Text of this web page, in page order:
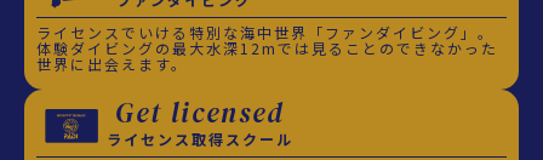
ライセンスでいける特別な海中世界「ファンダイビング」。
体験ダイビングの最大水深12mでは見ることのできなかった
世界に出会えます。
Get licensed
ライセンス取得スクール